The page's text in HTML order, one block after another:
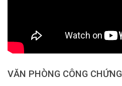
VĂN PHÒNG CÔNG